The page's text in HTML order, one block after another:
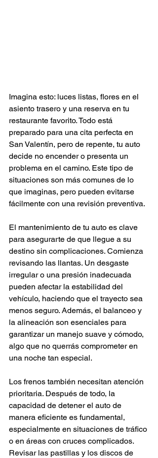
Imagina esto: luces listas, flores en el
asiento trasero y una reserva en tu
restaurante favorito. Todo está
preparado para una cita perfecta en
San Valentín, pero de repente, tu auto
decide no encender o presenta un
problema en el camino. Este tipo de
situaciones son más comunes de lo
que imaginas, pero pueden evitarse
fácilmente con una revisión preventiva.
El mantenimiento de tu auto es clave
para asegurarte de que llegue a su
destino sin complicaciones. Comienza
revisando las llantas. Un desgaste
irregular o una presión inadecuada
pueden afectar la estabilidad del
vehículo, haciendo que el trayecto sea
menos seguro. Además, el balanceo y
la alineación son esenciales para
garantizar un manejo suave y cómodo,
algo que no querrás comprometer en
una noche tan especial.
Los frenos también necesitan atención
prioritaria. Después de todo, la
capacidad de detener el auto de
manera eficiente es fundamental,
especialmente en situaciones de tráfico
o en áreas con cruces complicados.
Revisar las pastillas y los discos de